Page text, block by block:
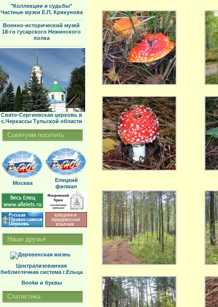
"Коллекции и судьбы"
Частные музеи Е.П. Крикунова
Военно-исторический музей
18-го гусарского Нежинского
полка
Свято-Сергиевская церковь в
с.Черкассы Тульской области
Советуем посетить
Москва
Елецкий
филиал
Наши друзья
Централизованная
библиотечная система г.Ельца
Bookи и буквы
Статистика